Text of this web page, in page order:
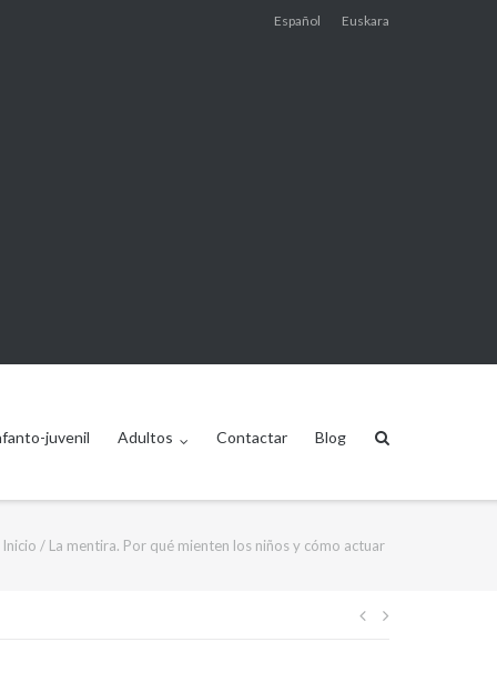
Español Euskara
juvenil Adultos Contactar Blog
Inicio / La mentira. Por qué mienten los niños y cómo actuar
Navegación